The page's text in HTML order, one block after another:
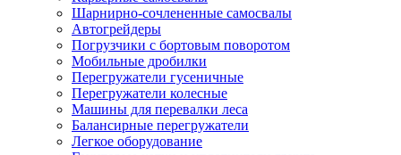
Шарнирно-сочлененные cамосвалы
Автогрейдеры
Погрузчики с бортовым поворотом
Мобильные дробилки
Перегружатели гусеничные
Перегружатели колесные
Машины для перевалки леса
Балансирные перегружатели
Легкое оборудование